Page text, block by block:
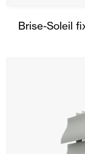
Brise-Soleil